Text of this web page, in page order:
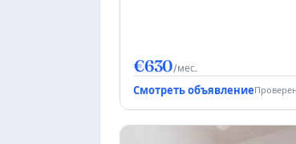
€630/мес.
Смотреть объявление